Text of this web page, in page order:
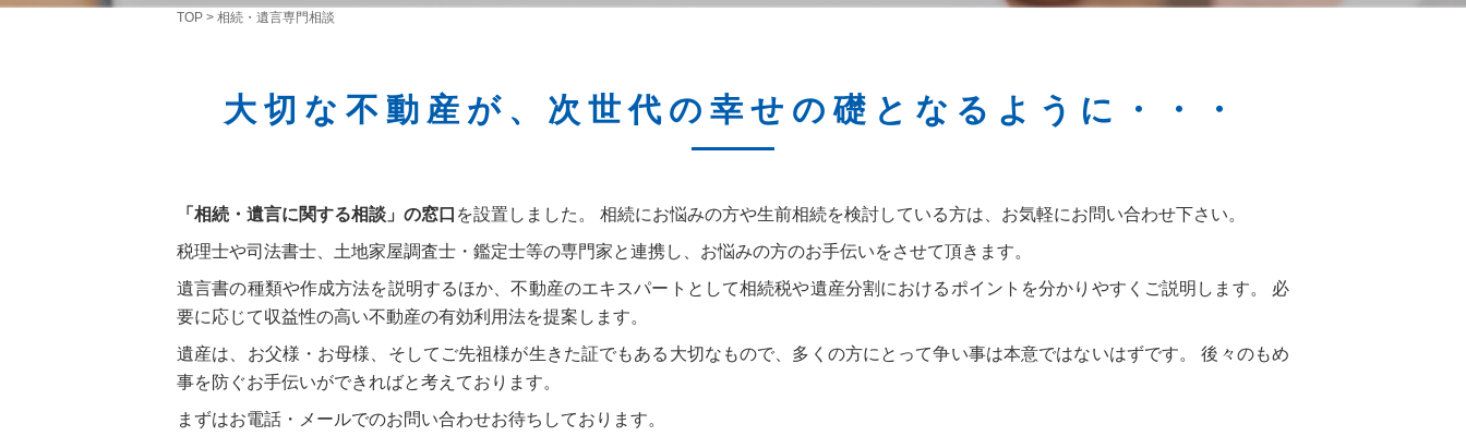
TOP > 相続・遺言専門相談
大切な不動産が、次世代の幸せの礎となるように・・・
「相続・遺言に関する相談」の窓口 を設置しました。 相続にお悩みの方や生前相続を検討している方は、お気軽にお問い合わせ下さい。
税理士や司法書士、土地家屋調査士・鑑定士等の専門家と連携し、お悩みの方のお手伝いをさせて頂きます。
遺言書の種類や作成方法を説明するほか、不動産のエキスパートとして相続税や遺産分割におけるポイントを分かりやすくご説明します。 必
要に応じて収益性の高い不動産の有効利用法を提案します。
遺産は、お父様・お母様、そしてご先祖様が生きた証でもある大切なもので、多くの方にとって争い事は本意ではないはずです。 後々のもめ
事を防ぐお手伝いができればと考えております。
まずはお電話・メールでのお問い合わせお待ちしております。